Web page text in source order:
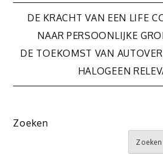
Bericht
navigatie
DE KRACHT VAN EEN LIFE
NAAR PERSOONLIJKE
DE TOEKOMST VAN
HALOGEEN
Zoeken
Zoeken